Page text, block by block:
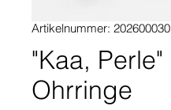
Artikelnummer: 202600030
"Kaa, Perle"
Ohrringe